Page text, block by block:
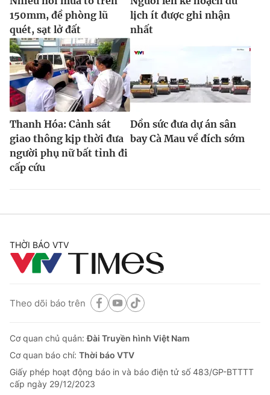
150mm, đề phòng lũ
quét, sạt lở đất
lịch ít được ghi nhận
nhất
Thanh Hóa: Cảnh sát
giao thông kịp thời đưa
người phụ nữ bất tỉnh đi
cấp cứu
Dồn sức đưa dự án sân
bay Cà Mau về đích sớm
THỜI BÁO VTV
Theo dõi báo trên
Cơ quan chủ quản:Đài Truyền hình Việt Nam
Cơ quan báo chí: Thời báo VTV
Giấy phép hoạt động báo in và báo điện tử số 483/GP-BTTTT
cấp ngày 29/12/2023